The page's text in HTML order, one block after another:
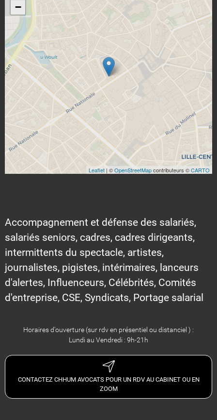
−
Leaflet | ©OpenStreetMapcontributeurs ©CARTO
Accompagnement et défense des salariés,
salariés seniors, cadres, cadres dirigeants,
intermittents du spectacle, artistes,
journalistes, pigistes, intérimaires, lanceurs
d'alertes, Influenceurs, Célébrités, Comités
d'entreprise, CSE, Syndicats, Portage salarial
Horaires d'ouverture (sur rdv en présentiel ou distanciel ) :
Lundi au Vendredi : 9h-21h
CONTACTEZ CHHUM AVOCATS POUR UN RDV AU CABINET OU EN
ZOOM